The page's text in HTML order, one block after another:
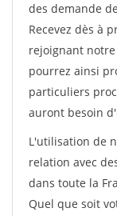
des demande
Recevez dès à
rejoignant
pourrez ainsi
particuliers
auront besoin
L'utilisation de
relation avec
dans toute la
Quel que soit